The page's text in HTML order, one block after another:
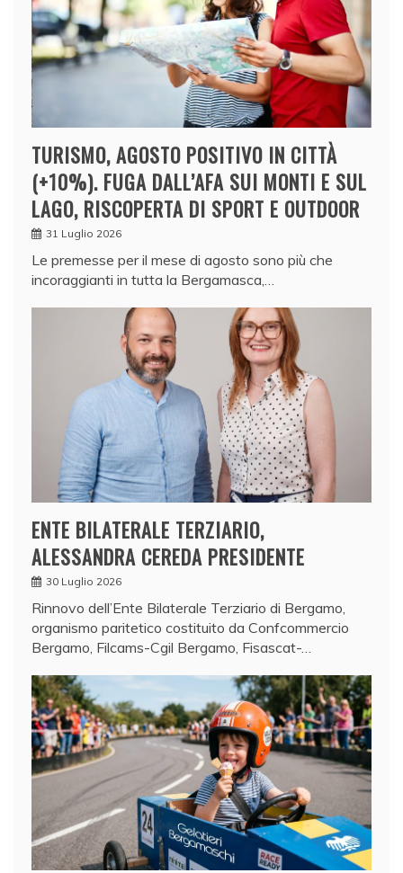
TURISMO, AGOSTO POSITIVO IN CITTÀ
(+10%). FUGA DALL’AFA SUI MONTI E SUL
LAGO, RISCOPERTA DI SPORT E OUTDOOR
31 Luglio 2026
Le premesse per il mese di agosto sono più che
incoraggianti in tutta la Bergamasca,…
ENTE BILATERALE TERZIARIO,
ALESSANDRA CEREDA PRESIDENTE
30 Luglio 2026
Rinnovo dell’Ente Bilaterale Terziario di Bergamo,
organismo paritetico costituito da Confcommercio
Bergamo, Filcams-Cgil Bergamo, Fisascat-…